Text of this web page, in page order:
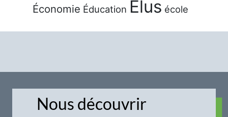
Économie Éducation Élus école
Nous découvrir